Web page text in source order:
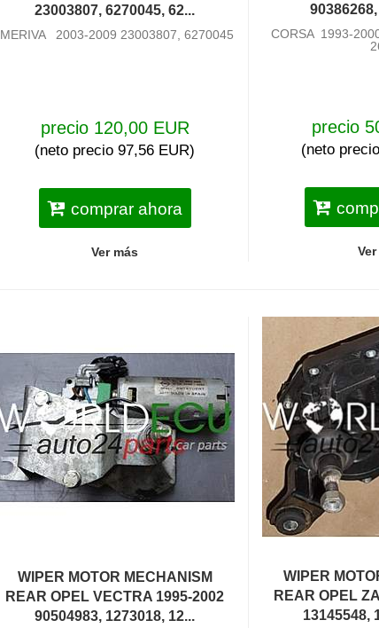
23003807, 6270045, 62...
MERIVA 2003-2009 23003807, 6270045
precio 120,00 EUR
(neto precio 97,56 EUR)
comprar ahora
Ver más
CORSA 1993-
precio
(neto
WIPER MOTOR MECHANISM
REAR OPEL VECTRA 1995-2002
90504983, 1273018, 12...
WIPER
REAR OPEL
13145548,